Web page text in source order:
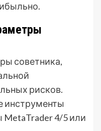
советника,
рисков.
инструменты
4/5 или